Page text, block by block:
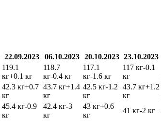
22.09.2023 06.10.2023 20.10.2023 23.10.2023
119.1
кг+0.1 кг
118.7
кг-0.4 кг
117.1
кг-1.6 кг
117 кг-0.1
кг
42.3 кг+0.7
кг
43.7 кг+1.4
кг
42.5 кг-1.2
кг
43.7 кг+1.2
кг
45.4 кг-0.9
кг
42.4 кг-3
кг
43 кг+0.6
кг
41 кг-2 кг